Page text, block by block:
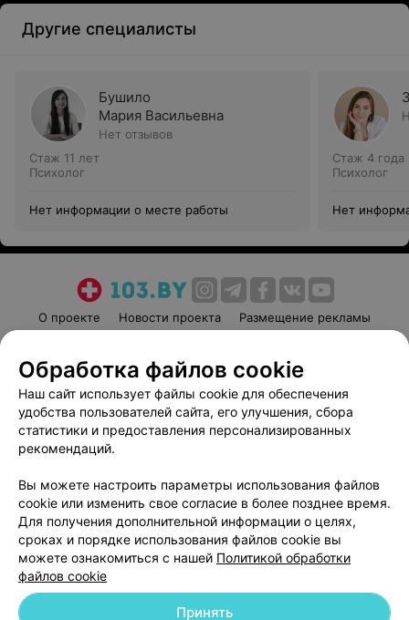
Другие специалисты
Бушило
Мария Васильевна
Нет отзывов
Стаж 11 лет
Психолог
Нет информации о месте работы
Стаж 4 года
Психолог
Нет
О проекте Новости проекта
Размещение рекламы
Пользовательское соглашение
Способы оплаты
Вакансии
Партнеры
Написать руководителю 103.by
Обработка персональных данных
Обработка файлов cookie
Наш сайт использует файлы cookie для обеспечения
удобства пользователей сайта, его улучшения, сбора
статистики и предоставления персонализированных
рекомендаций.
Вы можете настроить параметры использования файлов
cookie или изменить свое согласие в более позднее время.
Для получения дополнительной информации о целях,
сроках и порядке использования файлов cookie вы
можете ознакомиться с нашей Политикой обработки
файлов cookie
Принять